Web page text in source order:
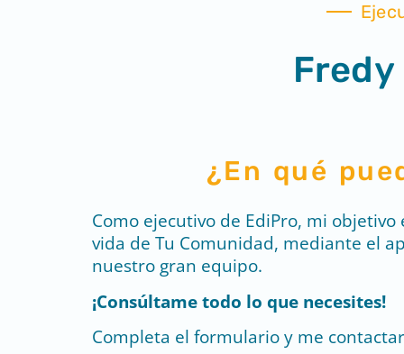
Fredy
¿En qué
Como ejecutivo de EdiPro, mi
vida de Tu Comunidad, mediante el
nuestro gran equipo.
¡Consúltame todo lo que necesites!
Completa el formulario y me